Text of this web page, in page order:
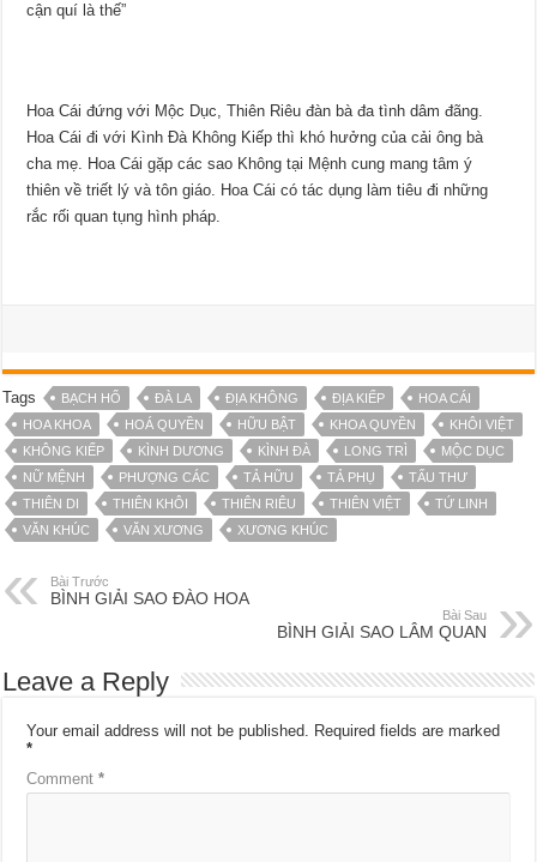
cận quí là thế”
Hoa Cái đứng với Mộc Dục, Thiên Riêu đàn bà đa tình dâm đãng.
Hoa Cái đi với Kình Đà Không Kiếp thì khó hưởng của cải ông bà
cha mẹ. Hoa Cái gặp các sao Không tại Mệnh cung mang tâm ý
thiên về triết lý và tôn giáo. Hoa Cái có tác dụng làm tiêu đi những
rắc rối quan tụng hình pháp.
Tags BẠCH HỔ ĐÀ LA ĐỊA KHÔNG ĐỊA KIẾP
HOA CÁI
HOA KHOA
HOÁ QUYỀN HỮU BẬT KHOA QUYỀN
KHÔI VIỆT
KHÔNG KIẾP
KÌNH DƯƠNG KÌNH ĐÀ LONG TRÌ
MỘC DỤC
NỮ MỆNH
PHƯỢNG CÁC TẢ HỮU TẢ PHỤ
TẤU THƯ
THIÊN DI
THIÊN KHÔI THIÊN RIÊU THIÊN VIỆT
TỨ LINH
VĂN KHÚC
VĂN XƯƠNG XƯƠNG KHÚC
Bài Trước
BÌNH GIẢI SAO ĐÀO HOA
Bài Sau
BÌNH GIẢI SAO LÂM QUAN
Leave a Reply
Your email address will not be published. Required fields are marked
*
Comment*